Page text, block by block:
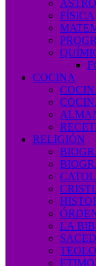
FÍSICA
COCINA
RELIGIÓN
LA